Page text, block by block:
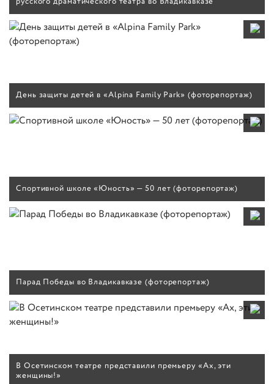
День защиты детей в «Alpina Family Park» (фоторепортаж)
Спортивной школе «Юность» — 50 лет (фоторепортаж)
Парад Победы во Владикавказе (фоторепортаж)
В Осетинском театре представили премьеру «Ах, эти
женщины!»